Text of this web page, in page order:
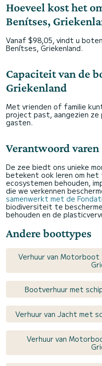
Hoeveel kost het
Benítses,
Vanaf $98,05, vindt u
Benítses, Griekenland.
Capaciteit van de
Griekenland
Met vrienden of familie
project past, aangezien
gasten.
Verantwoord varen
De zee biedt ons unieke
betekent ook leren om
ecosystemen behouden,
die we verkennen
samenwerkt met de
biodiversiteit te
behouden en de
Andere boottypes
Verhuur van Motorboot
Bootverhuur met
Verhuur van Jacht met
Verhuur van